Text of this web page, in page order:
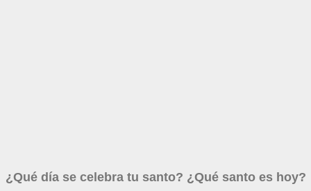
¿Qué día se celebra tu santo? ¿Qué santo es hoy?